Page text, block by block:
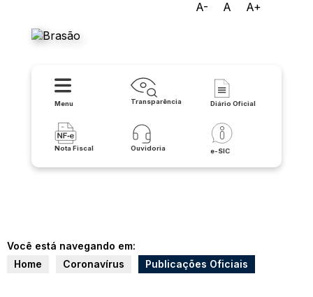
A- A A+
Menu Transparência Diário Oficial
Nota Fiscal Ouvidoria e-SIC
Você está navegando em:
Home
Coronavírus Publicações Oficiais